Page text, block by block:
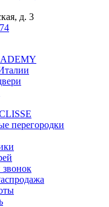
д. 3
перегородки